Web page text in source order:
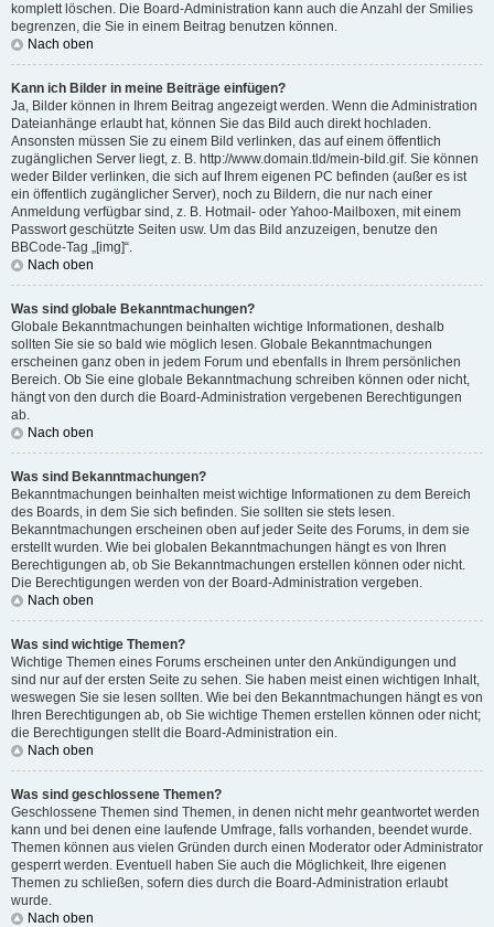
komplett löschen. Die Board-Administration kann auch die Anzahl der Smilies
begrenzen, die Sie in einem Beitrag benutzen können.
Nach oben
Kann ich Bilder in meine Beiträge einfügen?
Ja, Bilder können in Ihrem Beitrag angezeigt werden. Wenn die Administration
Dateianhänge erlaubt hat, können Sie das Bild auch direkt hochladen.
Ansonsten müssen Sie zu einem Bild verlinken, das auf einem öffentlich
zugänglichen Server liegt, z. B. http://www.domain.tld/mein-bild.gif. Sie können
weder Bilder verlinken, die sich auf Ihrem eigenen PC befinden (außer es ist
ein öffentlich zugänglicher Server), noch zu Bildern, die nur nach einer
Anmeldung verfügbar sind, z. B. Hotmail- oder Yahoo-Mailboxen, mit einem
Passwort geschützte Seiten usw. Um das Bild anzuzeigen, benutze den
BBCode-Tag „[img]“.
Nach oben
Was sind globale Bekanntmachungen?
Globale Bekanntmachungen beinhalten wichtige Informationen, deshalb
sollten Sie sie so bald wie möglich lesen. Globale Bekanntmachungen
erscheinen ganz oben in jedem Forum und ebenfalls in Ihrem persönlichen
Bereich. Ob Sie eine globale Bekanntmachung schreiben können oder nicht,
hängt von den durch die Board-Administration vergebenen Berechtigungen
ab.
Nach oben
Was sind Bekanntmachungen?
Bekanntmachungen beinhalten meist wichtige Informationen zu dem Bereich
des Boards, in dem Sie sich befinden. Sie sollten sie stets lesen.
Bekanntmachungen erscheinen oben auf jeder Seite des Forums, in dem sie
erstellt wurden. Wie bei globalen Bekanntmachungen hängt es von Ihren
Berechtigungen ab, ob Sie Bekanntmachungen erstellen können oder nicht.
Die Berechtigungen werden von der Board-Administration vergeben.
Nach oben
Was sind wichtige Themen?
Wichtige Themen eines Forums erscheinen unter den Ankündigungen und
sind nur auf der ersten Seite zu sehen. Sie haben meist einen wichtigen Inhalt,
weswegen Sie sie lesen sollten. Wie bei den Bekanntmachungen hängt es von
Ihren Berechtigungen ab, ob Sie wichtige Themen erstellen können oder nicht;
die Berechtigungen stellt die Board-Administration ein.
Nach oben
Was sind geschlossene Themen?
Geschlossene Themen sind Themen, in denen nicht mehr geantwortet werden
kann und bei denen eine laufende Umfrage, falls vorhanden, beendet wurde.
Themen können aus vielen Gründen durch einen Moderator oder Administrator
gesperrt werden. Eventuell haben Sie auch die Möglichkeit, Ihre eigenen
Themen zu schließen, sofern dies durch die Board-Administration erlaubt
wurde.
Nach oben